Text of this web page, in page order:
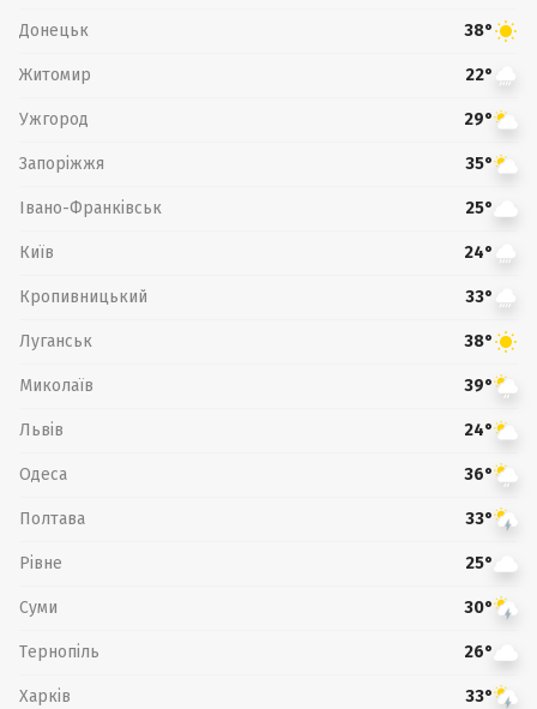
Донецьк 38°
Житомир 22°
Ужгород 29°
Запоріжжя 35°
Івано-Франківськ 25°
Київ 24°
Кропивницький 33°
Луганськ 38°
Миколаїв 39°
Львів 24°
Одеса 36°
Полтава 33°
Рівне 25°
Суми 30°
Тернопіль 26°
Харків 33°